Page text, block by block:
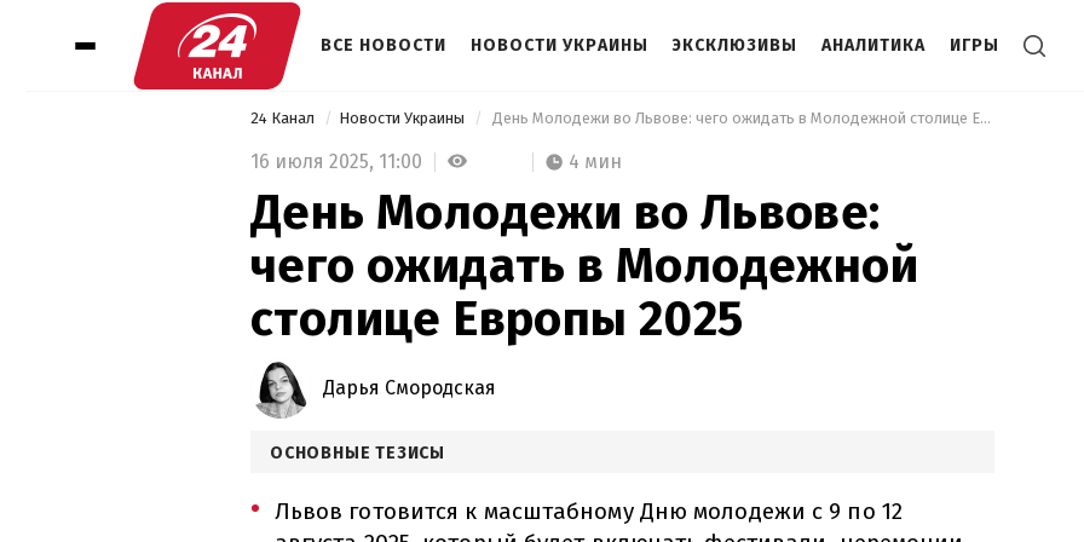
ВСЕ НОВОСТИ НОВОСТИ УКРАИНЫ ЭКСКЛЮЗИВЫ АНАЛИТИКА ИГРЫ
24 Канал Новости Украины День Молодежи во Львове: чего ожидать в Молодежной столице Европы 2025
16 июля 2025, 11:00 4 мин
День Молодежи во Львове:
чего ожидать в Молодежной
столице Европы 2025
Дарья Смородская
ОСНОВНЫЕ ТЕЗИСЫ
Львов готовится к масштабному Дню молодежи с 9 по 12